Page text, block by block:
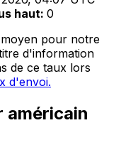
haut: 0
pour notre
d'information
de ce taux lors
d'envoi.
américain